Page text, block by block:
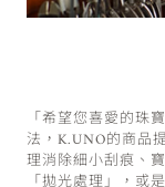
「希望您喜愛的珠
法，K.UNO的商品
理消除細小刮痕、
「拋光處理」，或